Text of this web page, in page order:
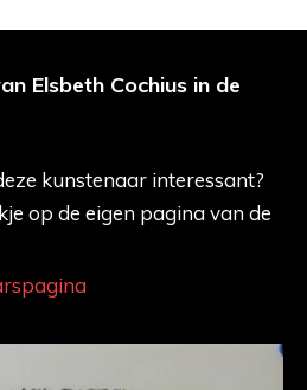
Elsbeth Cochius in de
kunstenaar interessant?
op de eigen pagina van de